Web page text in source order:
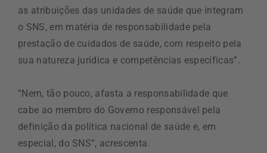
as atribuições das unidades de saúde que integram
o SNS, em matéria de responsabilidade pela
prestação de cuidados de saúde, com respeito pela
sua natureza jurídica e competências específicas”.
“Nem, tão pouco, afasta a responsabilidade que
cabe ao membro do Governo responsável pela
definição da política nacional de saúde e, em
especial, do SNS”, acrescenta.